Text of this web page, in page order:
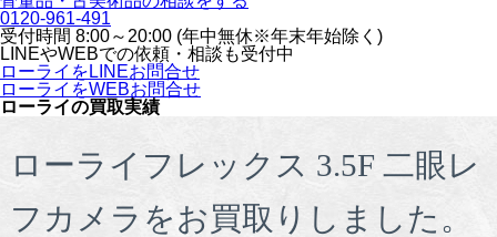
0120-961-491
受付時間 8:00～20:00 (年中無休※年末年始除く)
LINEやWEBでの依頼・相談も受付中
ローライをLINEお問合せ
ローライをWEBお問合せ
ローライの買取実績
ローライフレックス 3.5F 二眼レ
フカメラをお買取りしました。